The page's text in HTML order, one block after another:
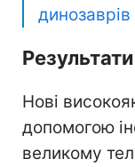
Нові
допомогою
великому